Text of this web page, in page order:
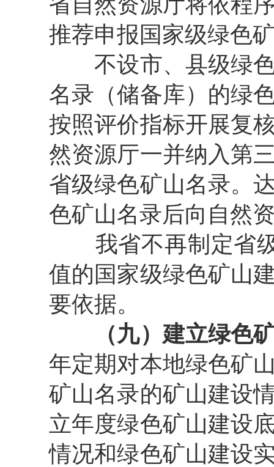
推荐申报国家级绿色
不设市、县级绿
名录（储备库）的绿
按照评价指标开展复
然资源厅一并纳入第
省级绿色矿山名录。
色矿山名录后向自然
我省不再制定省
值的国家级绿色矿山
要依据。
（九）建立绿色
年定期对本地绿色矿
矿山名录的矿山建设
立年度绿色矿山建设
情况和绿色矿山建设